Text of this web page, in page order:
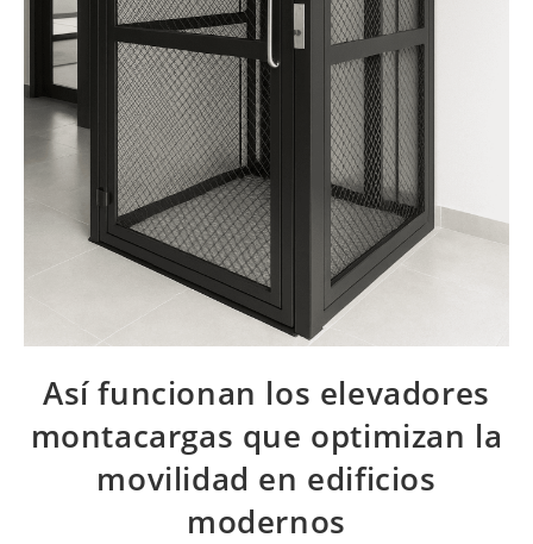
Así funcionan los elevadores
montacargas que optimizan la
movilidad en edificios
modernos